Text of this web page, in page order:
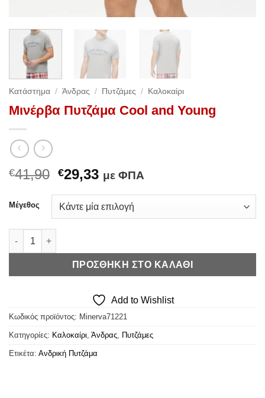
Κατάστημα / Άνδρας / Πυτζάμες / Καλοκαίρι
Μινέρβα Πυτζάμα Cool and Young
€41,90 Original
was:
€41,90.
€29,33Η
τιμή
είναι:
με ΦΠΑ
Μέγεθος
Μινέρβα Πυτζάμα Cool and Young ποσότητα
ΠΡΟΣΘΉΚΗ ΣΤΟ ΚΑΛΆΘΙ
Add to Wishlist
Κωδικός προϊόντος: Minerva71221
Κατηγορίες: Καλοκαίρι, Άνδρας, Πυτζάμες
Ετικέτα: Ανδρική Πυτζάμα